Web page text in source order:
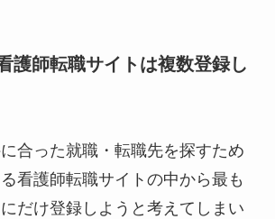
護師転職サイトは複数登録し
合った就職・転職先を探すため
看護師転職サイトの中から最も
だけ登録しようと考えてしまい